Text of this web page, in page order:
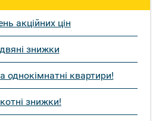
акційних цін
знижки
однокімнатні квартири!
знижки!